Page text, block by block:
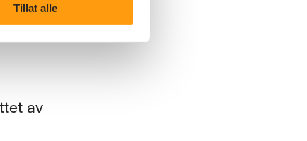
Tillat alle
av